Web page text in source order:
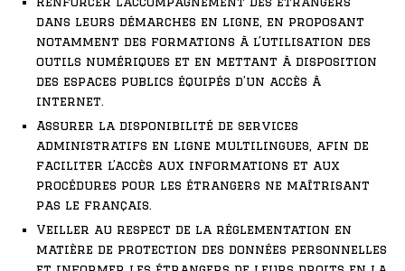
dans leurs démarches en ligne, en proposant
notamment des formations à l’utilisation des
outils numériques et en mettant à disposition
des espaces publics équipés d’un accès à
internet.
Assurer la disponibilité de services
administratifs en ligne multilingues, afin de
faciliter l’accès aux informations et aux
procédures pour les étrangers ne maîtrisant
pas le français.
Veiller au respect de la réglementation en
matière de protection des données personnelles